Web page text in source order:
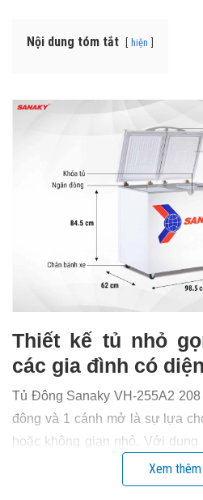
Nội dung tóm tắt hiện
Thiết kế tủ nhỏ
các gia đình có
Tủ Đông Sanaky VH-255A2
đông và 1 cánh mở là sự lựa
hoặc không gian nhỏ. Với
mọi nhu cầu của người dùng
quản thực phẩm. Không chỉ
Xem thêm